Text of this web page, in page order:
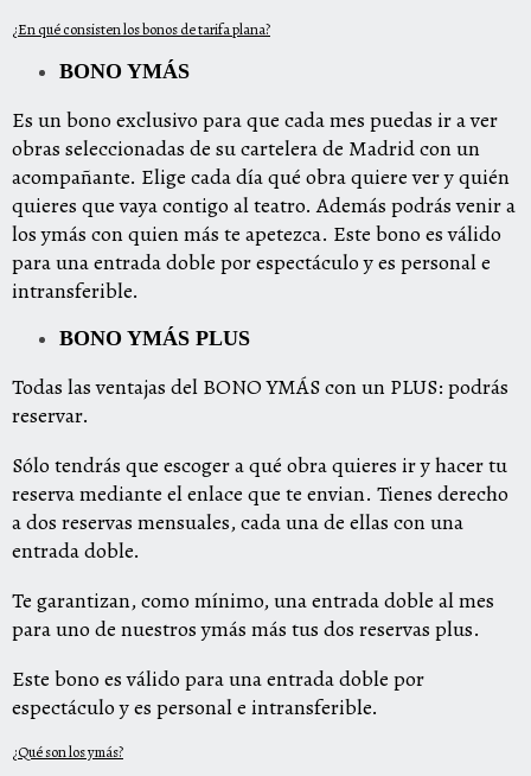
¿En qué consistenlos bonos de tarifa plana?
BONO YMÁS
Es un bono exclusivo para que cada mes puedas ir a ver
obras seleccionadas de su cartelera de Madrid con un
acompañante. Elige cada día qué obra quiere ver y quién
quieres que vaya contigo al teatro. Además podrás venir a
los ymás con quien más te apetezca. Este bono es válido
para una entrada doble por espectáculo y es personal e
intransferible.
BONO YMÁS PLUS
Todas las ventajas del BONO YMÁScon un PLUS: podrás
reservar.
Sólo tendrás que escoger a qué obra quieres ir y hacer tu
reserva mediante el enlace que te envian. Tienes derecho
a dos reservas mensuales, cada una de ellas con una
entrada doble.
Te garantizan, como mínimo, una entrada doble al mes
para uno de nuestros ymás más tus dos reservas plus.
Este bono es válido para una entrada doble por
espectáculo y es personal e intransferible.
¿Qué son los ymás?